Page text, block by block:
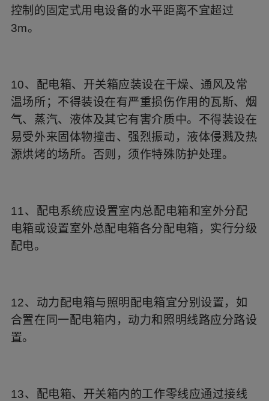
控制的固定式用电设备的水平距离不宜超过
3m。
10、配电箱、开关箱应装设在干燥、通风及常
温场所；不得装设在有严重损伤作用的瓦斯、烟
气、蒸汽、液体及其它有害介质中。不得装设在
易受外来固体物撞击、强烈振动，液体侵溅及热
源烘烤的场所。否则，须作特殊防护处理。
11、配电系统应设置室内总配电箱和室外分配
电箱或设置室外总配电箱各分配电箱，实行分级
配电。
12、动力配电箱与照明配电箱宜分别设置，如
合置在同一配电箱内，动力和照明线路应分路设
置。
13、配电箱、开关箱内的工作零线应通过接线